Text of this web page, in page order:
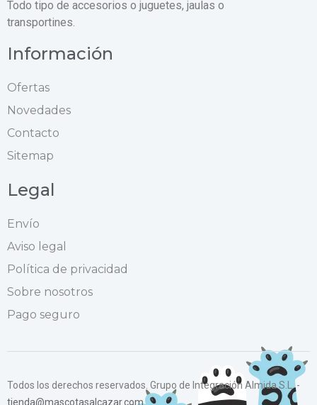
Todo tipo de accesorios o juguetes, jaulas o
transportines.
Información
Ofertas
Novedades
Contacto
Sitemap
Legal
Envío
Aviso legal
Política de privacidad
Sobre nosotros
Pago seguro
Todos los derechos reservados. Grupo de Integración Almida S.L. -
tienda@mascotasalcazar.com